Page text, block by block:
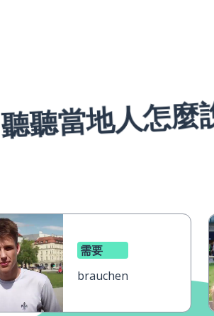
聽聽當地人怎麼
需要
brauchen